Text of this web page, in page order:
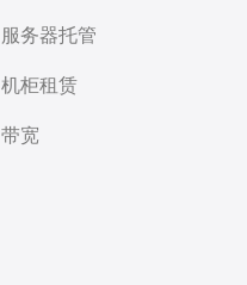
服务器托管
机柜租赁
带宽